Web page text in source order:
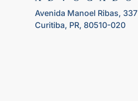
Avenida Manoel Ribas, 337
Curitiba, PR, 80510-020